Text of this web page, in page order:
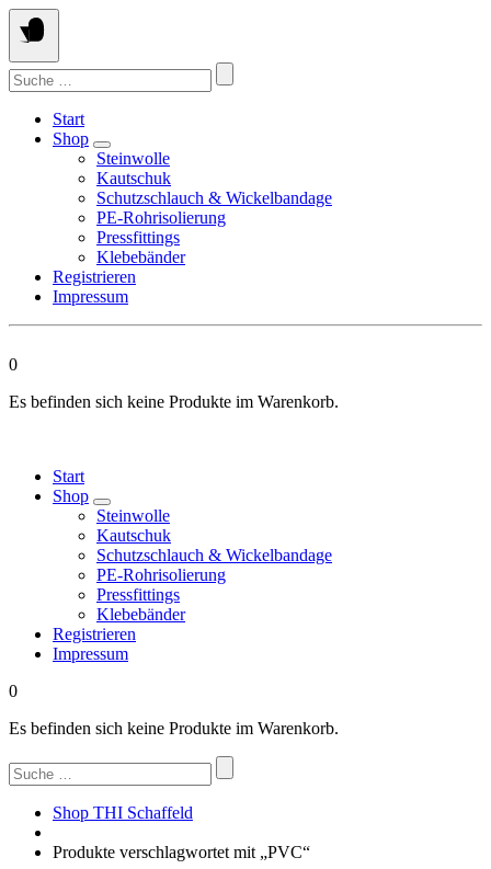
Springen
Sie
zum
Inhalt
Suchen
nach:
Start
Shop
Steinwolle
Kautschuk
Schutzschlauch & Wickelbandage
PE-Rohrisolierung
Pressfittings
Klebebänder
Registrieren
Impressum
0
Es befinden sich keine Produkte im Warenkorb.
Start
Shop
Steinwolle
Kautschuk
Schutzschlauch & Wickelbandage
PE-Rohrisolierung
Pressfittings
Klebebänder
Registrieren
Impressum
0
Es befinden sich keine Produkte im Warenkorb.
Suchen
nach:
Shop THI Schaffeld
Produkte verschlagwortet mit „PVC“